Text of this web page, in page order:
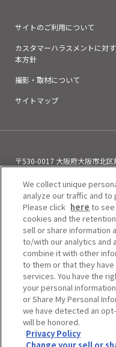
サイトのご利用について
カスタマーハラスメントに対
本方針
撮影・取材について
サイトマップ
〒530-0017 大阪府大阪市北区
06-6313-0501（11:00～21:00
Do Not Sell or
We collect unique
analyze our traffic and
Please click here to see
cookies and the
sell or share information
to/with our analytics and
combine it with other
to them or that they
services. You have the
your personal
or Share My Personal
we have detected an
will be honored.
Privacy Policy